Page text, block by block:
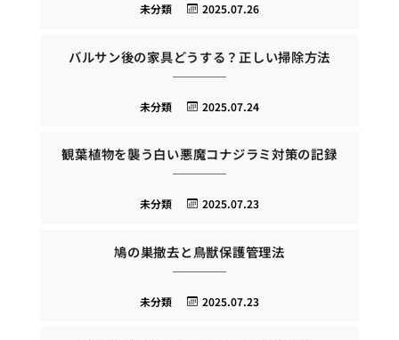
2025.07.26
未分類
バルサン後の家具どうする？正しい掃除方法
2025.07.24
未分類
観葉植物を襲う白い悪魔コナジラミ対策の記録
2025.07.23
未分類
鳩の巣撤去と鳥獣保護管理法
2025.07.23
未分類